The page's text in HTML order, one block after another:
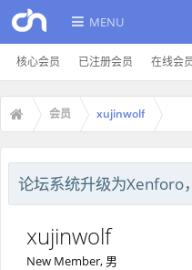
MENU
核心会员 已注册会员 在线会
会员 xujinwolf
论坛系统升级为Xenforo
xujinwolf
New Member, 男